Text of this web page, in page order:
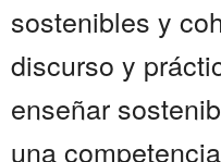
sostenibles y
discurso y
enseñar
una